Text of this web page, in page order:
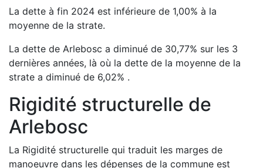
La dette à fin 2024 est inférieure de 1,00% à la
moyenne de la strate.
La dette de Arlebosc a diminué de 30,77% sur les 3
dernières années, là où la dette de la moyenne de la
strate a diminué de 6,02% .
Rigidité structurelle de
Arlebosc
La Rigidité structurelle qui traduit les marges de
manoeuvre dans les dépenses de la commune est